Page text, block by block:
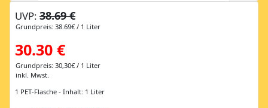
UVP: 38.69 €
Grundpreis: 38.69€ / 1 Liter
30.30 €
Grundpreis: 30,30€ / 1 Liter
inkl. Mwst.
1 PET-Flasche - Inhalt: 1 Liter